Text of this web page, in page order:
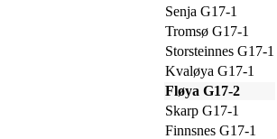
Senja G17-1
Tromsø G17-1
Storsteinnes G17-1
Kvaløya G17-1
Fløya G17-2
Skarp G17-1
Finnsnes G17-1